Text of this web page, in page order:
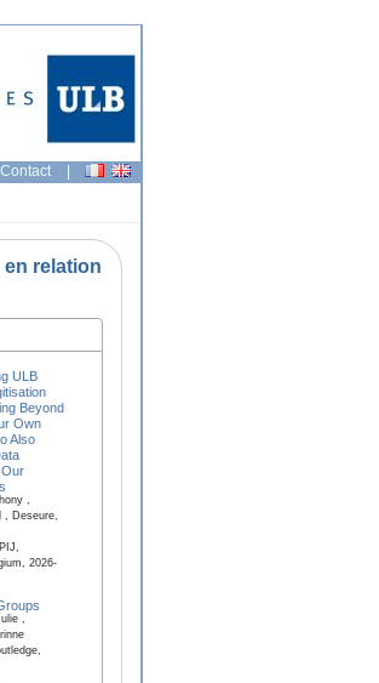
Contact |
en relation
ULB
Beyond
Own
Also
,
, Deseure,
2026-
,